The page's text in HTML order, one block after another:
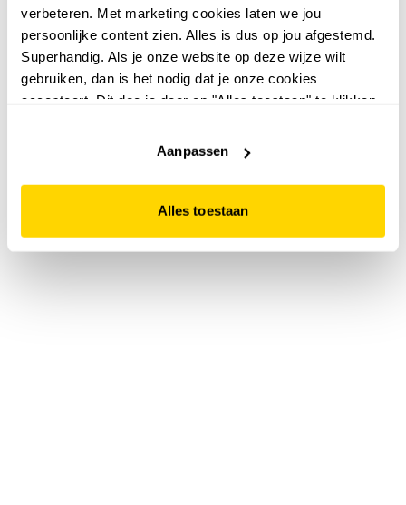
verbeteren. Met marketing cookies laten we jou
persoonlijke content zien. Alles is dus op jou afgestemd.
Superhandig. Als je onze website op deze wijze wilt
gebruiken, dan is het nodig dat je onze cookies
accepteert. Dit doe je door op "Alles toestaan" te klikken.
website niet optimaal functioneert.
Aanpassen
Alles toestaan